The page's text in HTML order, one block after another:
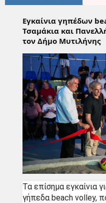
Εγκαίνια γηπέδων
Τσαμάκια και
τον Δήμο Μυτιλήνης
Τα επίσημα εγκαίνια
γήπεδα beach volley,